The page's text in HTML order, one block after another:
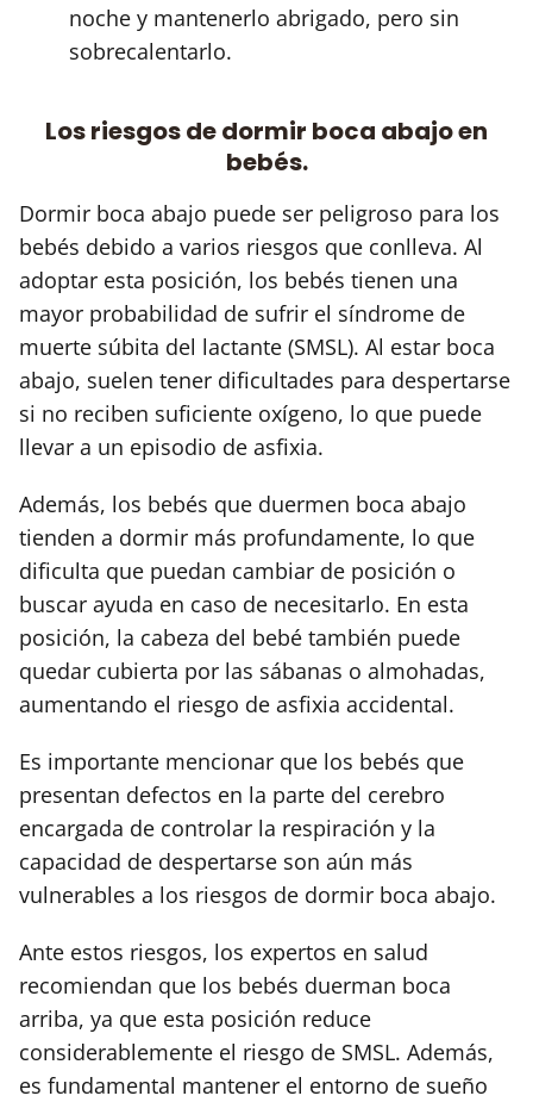
noche y mantenerlo abrigado, pero sin
sobrecalentarlo.
Los riesgos de dormir boca abajo en
bebés.
Dormir boca abajo puede ser peligroso para los
bebés debido a varios riesgos que conlleva. Al
adoptar esta posición, los bebés tienen una
mayor probabilidad de sufrir el síndrome de
muerte súbita del lactante (SMSL). Al estar boca
abajo, suelen tener dificultades para despertarse
si no reciben suficiente oxígeno, lo que puede
llevar a un episodio de asfixia.
Además, los bebés que duermen boca abajo
tienden a dormir más profundamente, lo que
dificulta que puedan cambiar de posición o
buscar ayuda en caso de necesitarlo. En esta
posición, la cabeza del bebé también puede
quedar cubierta por las sábanas o almohadas,
aumentando el riesgo de asfixia accidental.
Es importante mencionar que los bebés que
presentan defectos en la parte del cerebro
encargada de controlar la respiración y la
capacidad de despertarse son aún más
vulnerables a los riesgos de dormir boca abajo.
Ante estos riesgos, los expertos en salud
recomiendan que los bebés duerman boca
arriba, ya que esta posición reduce
considerablemente el riesgo de SMSL. Además,
es fundamental mantener el entorno de sueño